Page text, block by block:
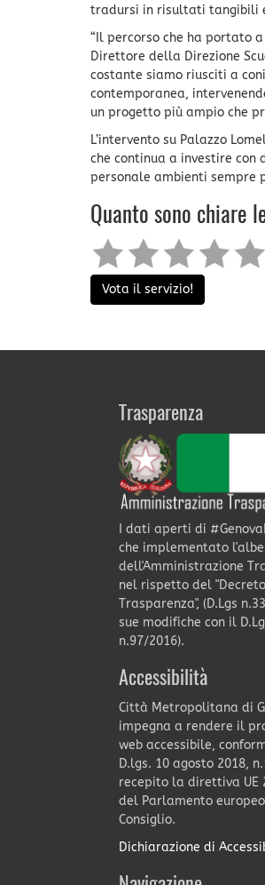
tradursi in risultati tangibili
“Il percorso che ha portato
Direttore della Direzione
costante siamo riusciti a
contemporanea,
un progetto più ampio che
L’intervento su Palazzo
che continua a investire con
personale ambienti sempre
Quanto sono chiare
Vota il servizio!
Trasparenza
I dati aperti di
che implementato
dell'Amministrazione
nel rispetto del "Decreto
Trasparenza", (D.Lgs
sue modifiche con il
n.97/2016).
Accessibilità
Città Metropolitana di
impegna a rendere il
web accessibile,
D.lgs. 10 agosto 2018,
recepito la direttiva UE
del Parlamento
Consiglio.
Dichiarazione di